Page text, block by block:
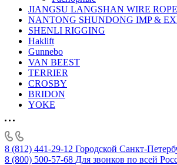
JIANGSU LANGSHAN WIRE
NANTONG SHUNDONG IMP &
SHENLI RIGGING
Haklift
Gunnebo
VAN BEEST
TERRIER
CROSBY
BRIDON
YOKE
8 (812) 441-29-12 Городской Санкт-
8 (800) 500-57-68 Для звонков по всей